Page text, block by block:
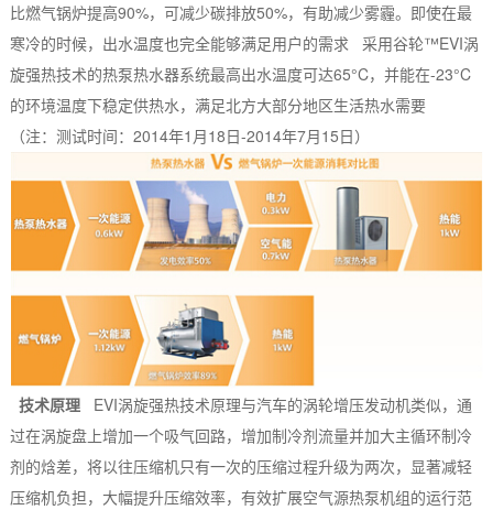
比燃气锅炉提高90%，可减少碳排放50%，有助减少雾霾。即使在最
寒冷的时候，出水温度也完全能够满足用户的需求 采用谷轮™EVI涡
旋强热技术的热泵热水器系统最高出水温度可达65°C，并能在-23°C
的环境温度下稳定供热水，满足北方大部分地区生活热水需要
（注：测试时间：2014年1月18日-2014年7月15日）
技术原理EVI涡旋强热技术原理与汽车的涡轮增压发动机类似，通
过在涡旋盘上增加一个吸气回路，增加制冷剂流量并加大主循环制冷
剂的焓差，将以往压缩机只有一次的压缩过程升级为两次，显著减轻
压缩机负担，大幅提升压缩效率，有效扩展空气源热泵机组的运行范